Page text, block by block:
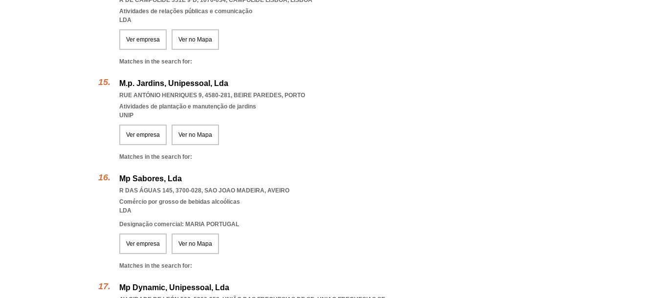
Atividades de relações públicas e comunicação
LDA
Ver empresa Ver no Mapa
Matches in the search for:
M.p. Jardins, Unipessoal, Lda
RUE ANTÓNIO HENRIQUES 9, 4580-281, BEIRE PAREDES, PORTO
Atividades de plantação e manutenção de jardins
UNIP
Ver empresa Ver no Mapa
Matches in the search for:
Mp Sabores, Lda
R DAS ÁGUAS 145, 3700-028, SAO JOAO MADEIRA, AVEIRO
Comércio por grosso de bebidas alcoólicas
LDA
Designação comercial: MARIA PORTUGAL
Ver empresa Ver no Mapa
Matches in the search for:
Mp Dynamic, Unipessoal, Lda